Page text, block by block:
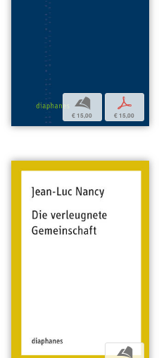
b
€ 15,00
p
€ 15,00
b